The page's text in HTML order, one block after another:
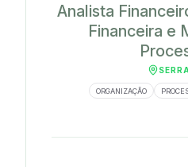
Analista
Financeira e
ORGANIZAÇÃO